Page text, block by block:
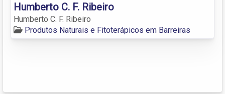
Humberto C. F. Ribeiro
Humberto C. F. Ribeiro
Produtos Naturais e Fitoterápicos em Barreiras